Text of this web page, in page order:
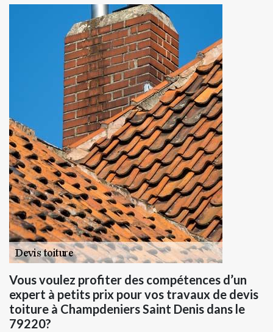
Vous voulez profiter des compétences d’un
expert à petits prix pour vos travaux de devis
toiture à Champdeniers Saint Denis dans le
79220?